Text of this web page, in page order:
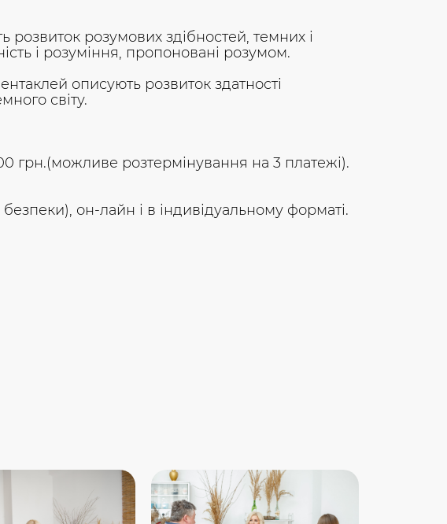
розвиток розумових здібностей, темних і
і розуміння, пропоновані розумом.
описують розвиток здатності
світу.
грн.(можливе розтермінування на 3 платежі).
он-лайн і в індивідуальному форматі.